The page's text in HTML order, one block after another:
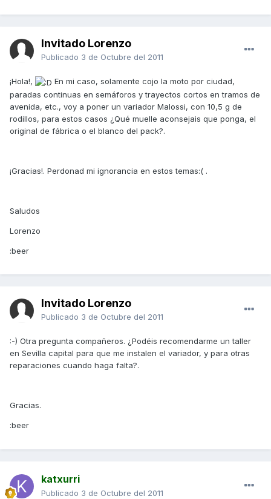
Invitado Lorenzo
Publicado 3 de Octubre del 2011
¡Hola!,
En mi caso, solamente cojo la moto por ciudad,
paradas continuas en semáforos y trayectos cortos en tramos de
avenida, etc., voy a poner un variador Malossi, con 10,5 g de
rodillos, para estos casos ¿Qué muelle aconsejais que ponga, el
original de fábrica o el blanco del pack?.
¡Gracias!. Perdonad mi ignorancia en estos temas:( .
Saludos
Lorenzo
:beer
Invitado Lorenzo
Publicado 3 de Octubre del 2011
:-) Otra pregunta compañeros. ¿Podéis recomendarme un taller
en Sevilla capital para que me instalen el variador, y para otras
reparaciones cuando haga falta?.
Gracias.
:beer
katxurri
Publicado 3 de Octubre del 2011